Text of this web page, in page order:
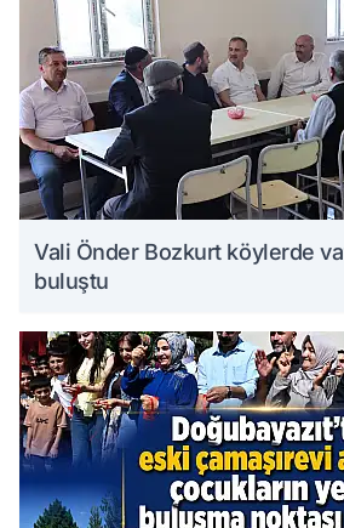
Vali Önder Bozkurt köylerde
buluştu